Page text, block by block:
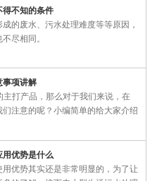
微生物菌体等固体物质与处理后的
水进行分离。
生物处理：利用微生物的新陈代谢
得不知的条件
的废水、污水处理难度等等原因，
尽相同。
事项讲解
打产品，那么对于我们来说，在
注意的呢？小编简单的给大家介绍
优势是什么
优势其实还是非常明显的，为了让